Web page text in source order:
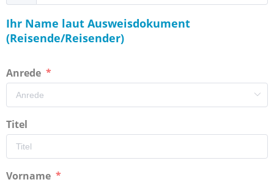
Ihr Name laut Ausweisdokument
(Reisende/Reisender)
Anrede
Titel
Vorname